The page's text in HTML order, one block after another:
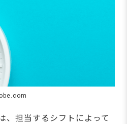
、担当するシフトによって